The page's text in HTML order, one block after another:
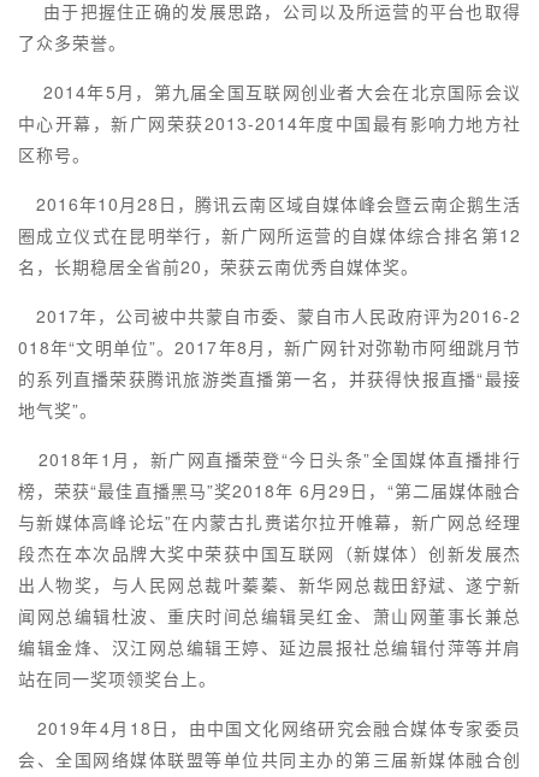
由于把握住正确的发展思路，公司以及所运营的平台也取得
了众多荣誉。
2014年5月，第九届全国互联网创业者大会在北京国际会议
中心开幕，新广网荣获2013-2014年度中国最有影响力地方社
区称号。
2016年10月28日，腾讯云南区域自媒体峰会暨云南企鹅生活
圈成立仪式在昆明举行，新广网所运营的自媒体综合排名第12
名，长期稳居全省前20，荣获云南优秀自媒体奖。
2017年，公司被中共蒙自市委、蒙自市人民政府评为2016-2
018年“文明单位”。2017年8月，新广网针对弥勒市阿细跳月节
的系列直播荣获腾讯旅游类直播第一名，并获得快报直播“最接
地气奖”。
2018年1月，新广网直播荣登“今日头条”全国媒体直播排行
榜，荣获“最佳直播黑马”奖2018年 6月29日，“第二届媒体融合
与新媒体高峰论坛”在内蒙古扎赉诺尔拉开帷幕，新广网总经理
段杰在本次品牌大奖中荣获中国互联网（新媒体）创新发展杰
出人物奖，与人民网总裁叶蓁蓁、新华网总裁田舒斌、遂宁新
闻网总编辑杜波、重庆时间总编辑吴红金、萧山网董事长兼总
编辑金烽、汉江网总编辑王婷、延边晨报社总编辑付萍等并肩
站在同一奖项领奖台上。
2019年4月18日，由中国文化网络研究会融合媒体专家委员
会、全国网络媒体联盟等单位共同主办的第三届新媒体融合创